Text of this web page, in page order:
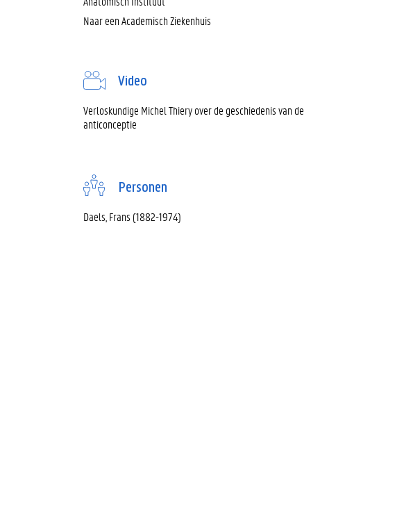
Naar een Academisch Ziekenhuis
Video
Verloskundige Michel Thiery over de geschiedenis van de
anticonceptie
Personen
Daels, Frans (1882-1974)